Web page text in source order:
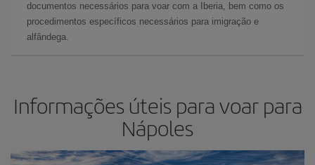
documentos necessários para voar com a Iberia, bem como os
procedimentos específicos necessários para imigração e
alfândega.
Informações úteis para voar para
Nápoles